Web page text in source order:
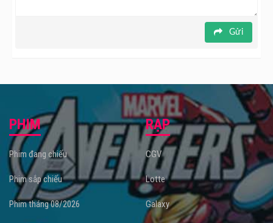
Gửi
PHIM
Phim đang chiếu
Phim sắp chiếu
Phim tháng 08/2026
RẠP
CGV
Lotte
Galaxy